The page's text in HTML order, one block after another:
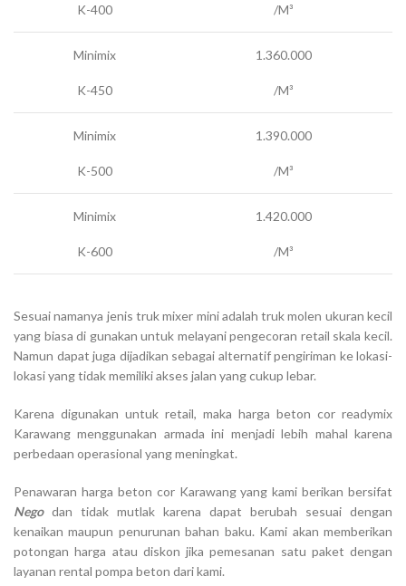
K-400 /M³
Minimix
K-450
1.360.000
/M³
Minimix
K-500
1.390.000
/M³
Minimix
K-600
1.420.000
/M³
Sesuai namanya jenis truk mixer mini adalah truk molen ukuran kecil
yang biasa di gunakan untuk melayani pengecoran retail skala kecil.
Namun dapat juga dijadikan sebagai alternatif pengiriman ke lokasi-
lokasi yang tidak memiliki akses jalan yang cukup lebar.
Karena digunakan untuk retail, maka harga beton cor readymix
Karawang menggunakan armada ini menjadi lebih mahal karena
perbedaan operasional yang meningkat.
Penawaran harga beton cor Karawang yang kami berikan bersifat
Nego dan tidak mutlak karena dapat berubah sesuai dengan
kenaikan maupun penurunan bahan baku. Kami akan memberikan
potongan harga atau diskon jika pemesanan satu paket dengan
layanan rental pompa beton dari kami.